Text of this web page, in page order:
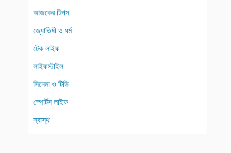
আজকের টিপস
জ্যোতিষী ও ধর্ম
টেক লাইফ
লাইফস্টাইল
সিনেমা ও টিভি
স্পোর্টস লাইফ
স্বাস্থ